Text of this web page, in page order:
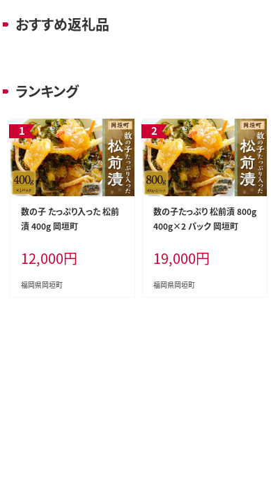
おすすめ返礼品
ランキング
数の子 たっぷり入った 松前
漬 400g 岡垣町
12,000円
福岡県岡垣町
数の子たっぷり 松前漬 800g
400g×2 パック 岡垣町
19,000円
福岡県岡垣町